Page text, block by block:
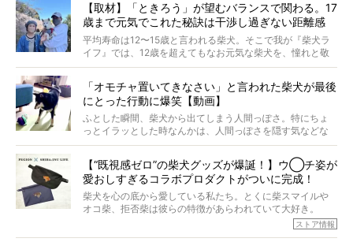
【取材】「ときろう」が望むバランスで関わる。17
歳まで元気でこれた秘訣は干渉し過ぎない距離感
#38ときろう
平均寿命は12〜15歳と言われる柴犬。そこで我が『柴犬ラ
イフ』では、12歳を超えてもなお元気な柴犬を、憧れと敬
意を込めて“レジェンド柴”と呼んでいます。 この特集で
ォーカスし、その元気の秘訣や、老犬と暮らすうえで大切
だと思うことを、オーナーさんに語っていただきます。今
回登場してくれたのは、17歳のときろうくん。小さい頃か
ら食が細かったため、何でも食べさせてきたということで
「オモチャ置いてきなさい」と言われた柴犬が最後
にとった行動に爆笑【動画】
ふとした瞬間、柴犬から出てしまう人間っぽさ。特にちょ
っとイラッとした時なんかは、人間っぽさを隠す気などな
いように見えます。もしかして本当の本当は、中身は人間
【“既視感ゼロ”の柴犬グッズが爆誕！】ウ◯チ姿が
愛おしすぎるコラボプロダクトがついに完成！
柴犬を心の底から愛している私たち。とくに柴スマイルや
オコ柴、拒否柴は彼らの特徴があらわれていて大好き。
でもちょっと待て…もうひとつ、忘れてはならない愛おしい
ストア情報